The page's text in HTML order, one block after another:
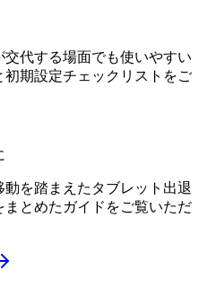
代する場面でも使いやすい
期設定チェックリストをご
を踏まえたタブレット出退
とめたガイドをご覧いただ